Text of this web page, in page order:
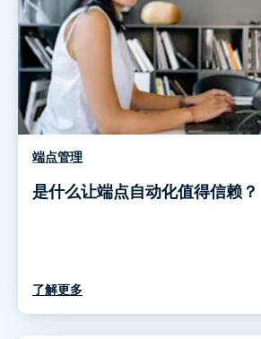
端点管理
是什么让端点自动化值得信赖？
了解更多